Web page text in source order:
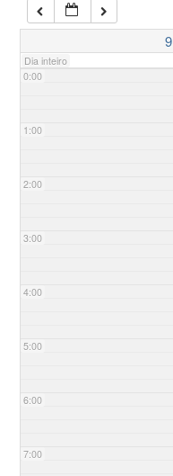
9
Dia inteiro
0:00
1:00
2:00
3:00
4:00
5:00
6:00
7:00